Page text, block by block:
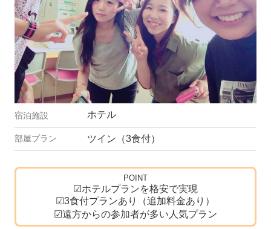
ホテル
ツイン（3食付）
POINT
☑ホテルプランを格安で実現
☑3食付プランあり（追加料金あり）
☑遠方からの参加者が多い人気プラン